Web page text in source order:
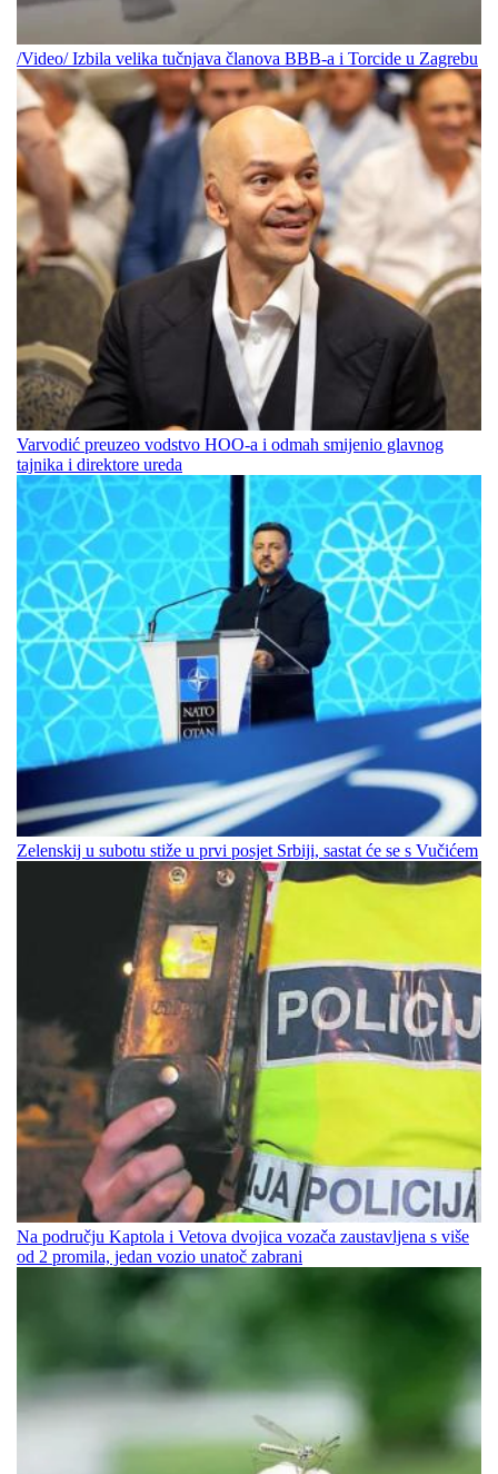
/Video/ Izbila velika tučnjava članova BBB-a i Torcide u Zagrebu
Varvodić preuzeo vodstvo HOO-a i odmah smijenio glavnog
tajnika i direktore ureda
Zelenskij u subotu stiže u prvi posjet Srbiji, sastat će se s Vučićem
Na području Kaptola i Vetova dvojica vozača zaustavljena s više
od 2 promila, jedan vozio unatoč zabrani